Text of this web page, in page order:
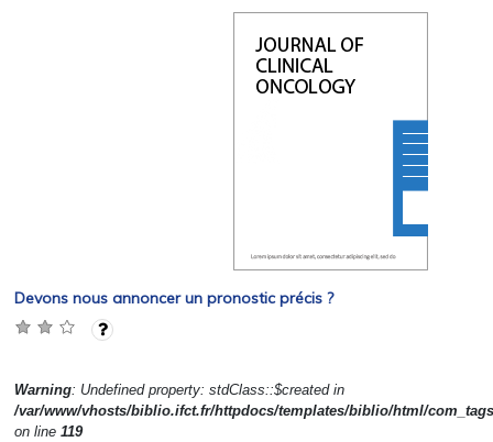
Devons nous annoncer un pronostic précis ?
Warning: Undefined property: stdClass::$created in
/var/www/vhosts/biblio.ifct.fr/httpdocs/templates/biblio/html/
on line 119